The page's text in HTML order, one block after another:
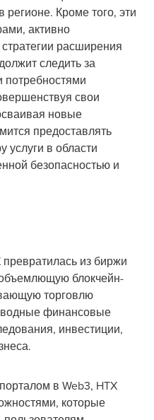
Кроме того, эти
активно
расширения
следить за
свои
новые
предоставлять
услуги в области
безопасностью и
из биржи
блокчейн-
торговлю
финансовые
инвестиции,
в Web3, HTX
которые